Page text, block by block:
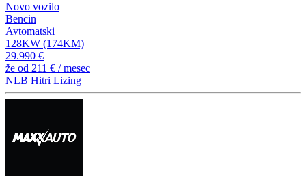
Novo vozilo
Bencin
Avtomatski
128KW (174KM)
29.990 €
že od 211 € / mesec
NLB Hitri Lizing